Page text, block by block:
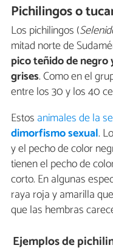
Pichilingos o
Los pichilingos (
mitad norte de
pico teñido de negro
grises. Como en el
entre los 30 y los 40
Estos animales de la
dimorfismo sexual.
y el pecho de color
tienen el pecho de
corto. En algunas
raya roja y amarilla
que las hembras
Ejemplos de